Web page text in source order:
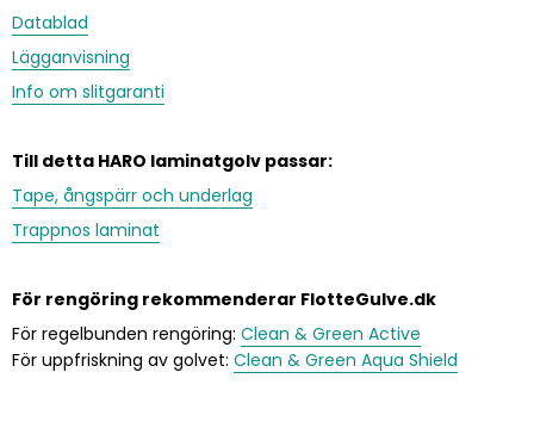
Datablad
Lägganvisning
Info om slitgaranti
Till detta HARO laminatgolv passar:
Tape, ångspärr och underlag
Trappnos laminat
För rengöring rekommenderar FlotteGulve.dk
För regelbunden rengöring: Clean & Green Active
För uppfriskning av golvet: Clean & Green Aqua Shield